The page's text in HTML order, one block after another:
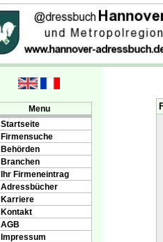
Menu
Startseite
Firmensuche
Behörden
Branchen
Ihr Firmeneintrag
Adressbücher
Karriere
Kontakt
AGB
Impressum